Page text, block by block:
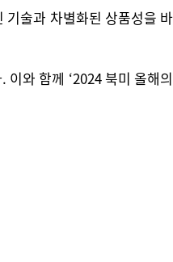
기술과 차별화된 상품성을 바
이와 함께 ‘2024 북미 올해의